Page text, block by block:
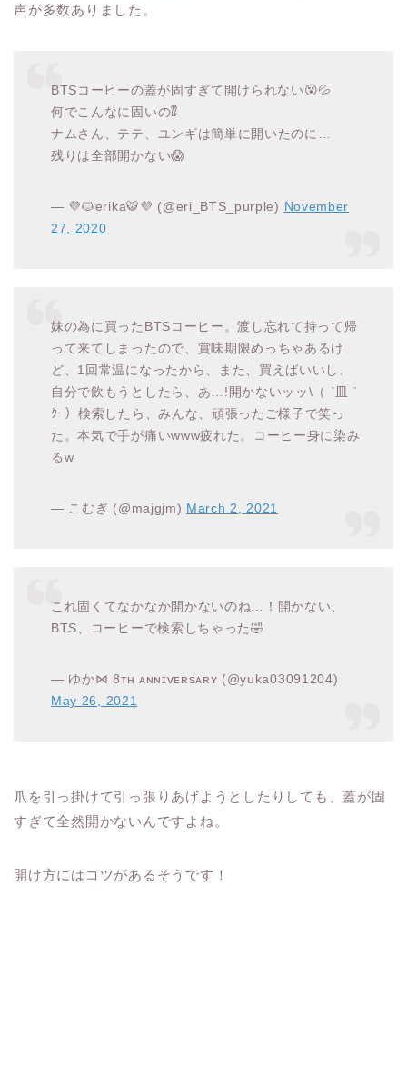
声が多数ありました。
BTSコーヒーの蓋が固すぎて開けられない😵💦
何でこんなに固いの⁇
ナムさん、テテ、ユンギは簡単に開いたのに…
残りは全部開かない😱
— 💜🐱erika🐯💜 (@eri_BTS_purple) November
27, 2020
妹の為に買ったBTSコーヒー。渡し忘れて持って帰
って来てしまったので、賞味期限めっちゃあるけ
ど、1回常温になったから、また、買えばいいし、
自分で飲もうとしたら、あ…!開かないッッ\（ `皿 ´
ｸｰ）検索したら、みんな、頑張ったご様子で笑っ
た。本気で手が痛いwww疲れた。コーヒー身に染み
るw
— こむぎ (@majgjm) March 2, 2021
これ固くてなかなか開かないのね…！開かない、
BTS、コーヒーで検索しちゃった🤣
— ゆか⋈ 8ᴛʜ ᴀɴɴɪᴠᴇʀsᴀʀʏ (@yuka03091204)
May 26, 2021
爪を引っ掛けて引っ張りあげようとしたりしても、蓋が固
すぎて全然開かないんですよね。
開け方にはコツがあるそうです！